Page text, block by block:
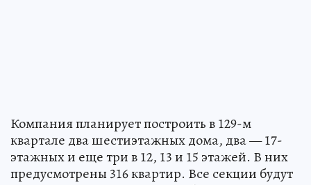
Компания планирует построить в 129-м
квартале два шестиэтажных дома, два — 17-
этажных и еще три в 12, 13 и 15 этажей. В них
предусмотрены 316 квартир. Все секции будут